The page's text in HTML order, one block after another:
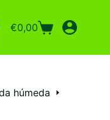
Carro
compra
€0,00
húmeda